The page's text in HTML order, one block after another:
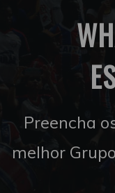
Preencha
melhor